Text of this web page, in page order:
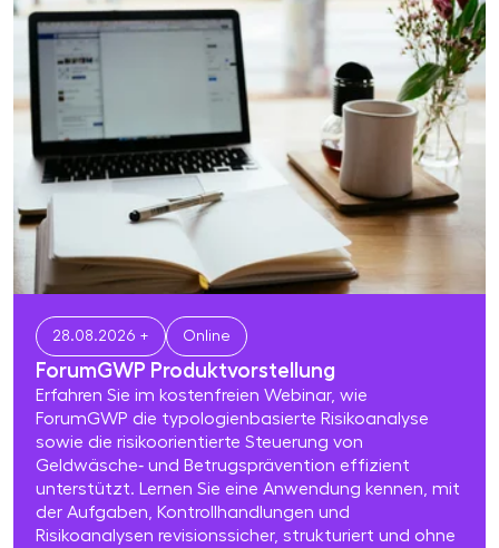
28.08.2026 + Online
ForumGWP Produktvor­stel­lung
Erfahren Sie im kostenfreien Webinar, wie
ForumGWP die typologienbasierte Risikoanalyse
sowie die risikoorientierte Steuerung von
Geldwäsche‑ und Betrugsprävention effizient
unterstützt. Lernen Sie eine Anwendung kennen, mit
der Aufgaben, Kontrollhandlungen und
Risikoanalysen revisionssicher, strukturiert und ohne